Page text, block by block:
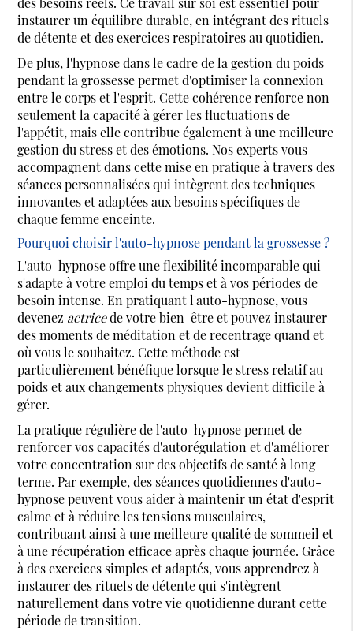
instaurer un équilibre durable, en intégrant des rituels
de détente et des exercices respiratoires au quotidien.
De plus, l'hypnose dans le cadre de la gestion du poids
pendant la grossesse permet d'optimiser la connexion
entre le corps et l'esprit. Cette cohérence renforce non
seulement la capacité à gérer les fluctuations de
l'appétit, mais elle contribue également à une meilleure
gestion du stress et des émotions. Nos experts vous
accompagnent dans cette mise en pratique à travers des
séances personnalisées qui intègrent des techniques
innovantes et adaptées aux besoins spécifiques de
chaque femme enceinte.
Pourquoi choisir l'auto-hypnose pendant la grossesse ?
L'auto-hypnose offre une flexibilité incomparable qui
s'adapte à votre emploi du temps et à vos périodes de
besoin intense. En pratiquant l'auto-hypnose, vous
devenez actricede votre bien-être et pouvez instaurer
des moments de méditation et de recentrage quand et
où vous le souhaitez. Cette méthode est
particulièrement bénéfique lorsque le stress relatif au
poids et aux changements physiques devient difficile à
gérer.
La pratique régulière de l'auto-hypnose permet de
renforcer vos capacités d'autorégulation et d'améliorer
votre concentration sur des objectifs de santé à long
terme. Par exemple, des séances quotidiennes d'auto-
hypnose peuvent vous aider à maintenir un état d'esprit
calme et à réduire les tensions musculaires,
contribuant ainsi à une meilleure qualité de sommeil et
à une récupération efficace après chaque journée. Grâce
à des exercices simples et adaptés, vous apprendrez à
instaurer des rituels de détente qui s'intègrent
naturellement dans votre vie quotidienne durant cette
période de transition.